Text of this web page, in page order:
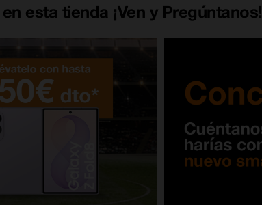
esta tienda ¡Ven y Pregúntanos!